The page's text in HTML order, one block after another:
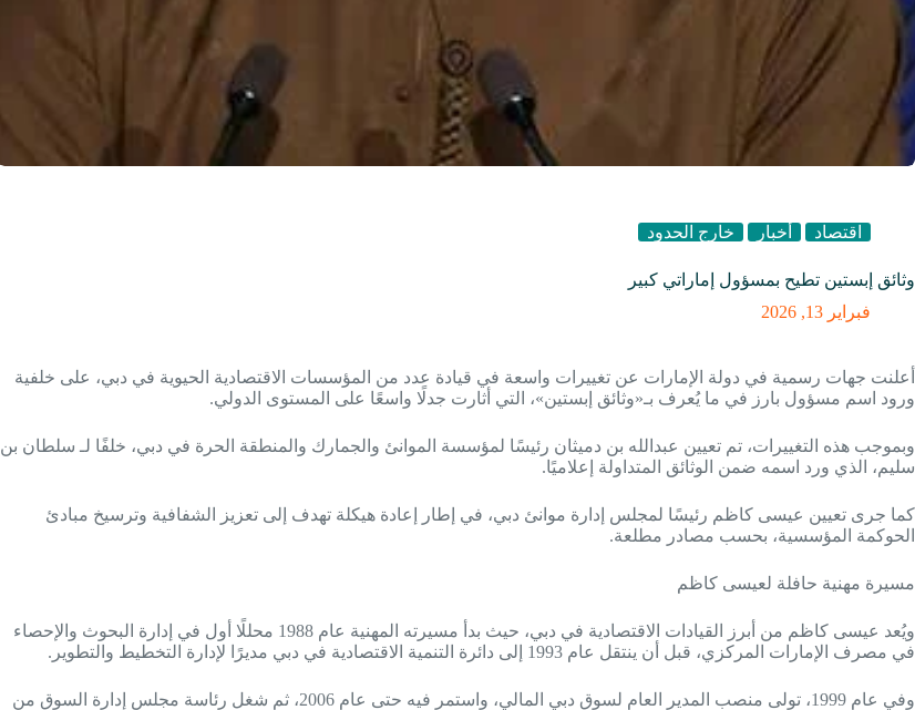
اقتصاد أخبار خارج الحدود
وثائق إبستين تطيح بمسؤول إماراتي كبير
فبراير 13, 2026
أعلنت جهات رسمية في دولة الإمارات عن تغييرات واسعة في قيادة عدد من المؤسسات الاقتصادية الحيوية في دبي، على خلفية
ورود اسم مسؤول بارز في ما يُعرف بـ«وثائق إبستين»، التي أثارت جدلًا واسعًا على المستوى الدولي.
وبموجب هذه التغييرات، تم تعيين عبدالله بن دميثان رئيسًا لمؤسسة الموانئ والجمارك والمنطقة الحرة في دبي، خلفًا لـ سلطان بن
سليم، الذي ورد اسمه ضمن الوثائق المتداولة إعلاميًا.
كما جرى تعيين عيسى كاظم رئيسًا لمجلس إدارة موانئ دبي، في إطار إعادة هيكلة تهدف إلى تعزيز الشفافية وترسيخ مبادئ
الحوكمة المؤسسية، بحسب مصادر مطلعة.
مسيرة مهنية حافلة لعيسى كاظم
ويُعد عيسى كاظم من أبرز القيادات الاقتصادية في دبي، حيث بدأ مسيرته المهنية عام 1988 محللًا أول في إدارة البحوث والإحصاء
في مصرف الإمارات المركزي، قبل أن ينتقل عام 1993 إلى دائرة التنمية الاقتصادية في دبي مديرًا لإدارة التخطيط والتطوير.
وفي عام 1999، تولى منصب المدير العام لسوق دبي المالي، واستمر فيه حتى عام 2006، ثم شغل رئاسة مجلس إدارة السوق من